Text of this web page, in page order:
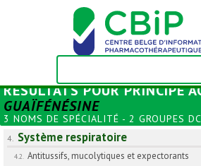
RÉSULTATS POURPRINCIPE
GUAÏFÉNÉSINE
3 NOMS DE SPÉCIALITÉ - 2 GROUPES
4. Système respiratoire
4.2. Antitussifs, mucolytiques et expectorants